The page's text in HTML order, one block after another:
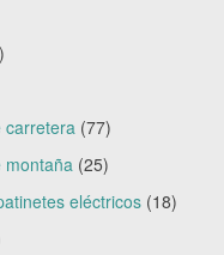
carretera (77)
montaña (25)
eléctricos (18)